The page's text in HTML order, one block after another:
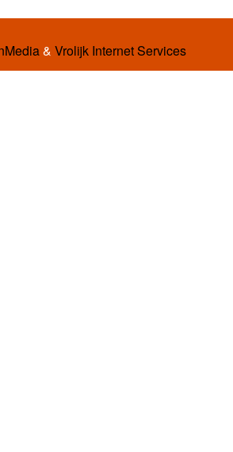
& Vrolijk Internet Services